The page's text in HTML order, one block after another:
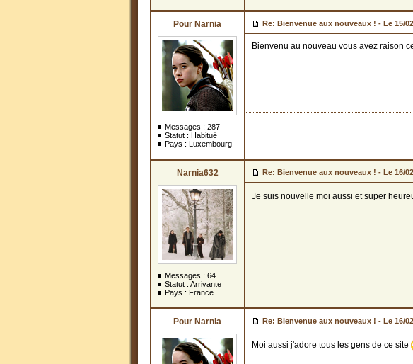
Pour Narnia
Messages : 287
Statut : Habitué
Pays : Luxembourg
Re: Bienvenue aux nouveaux ! - Le 15/
Bienvenu au nouveau vous avez raison
Narnia632
Messages : 64
Statut : Arrivante
Pays : France
Re: Bienvenue aux nouveaux ! - Le 16/
Je suis nouvelle moi aussi et super
Pour Narnia Re: Bienvenue aux nouveaux ! - Le 16/
Moi aussi j'adore tous les gens de ce site